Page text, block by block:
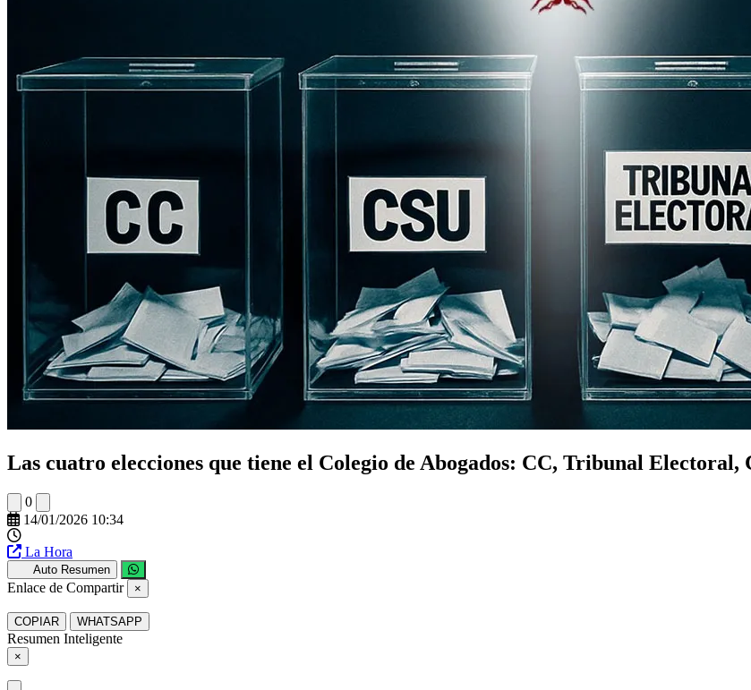
Las cuatro elecciones que tiene el Colegio de Abogados: CC, Tribunal Electoral,
0
14/01/2026 10:34
La Hora
Auto Resumen
Enlace de Compartir ×
COPIAR WHATSAPP
Resumen Inteligente
×